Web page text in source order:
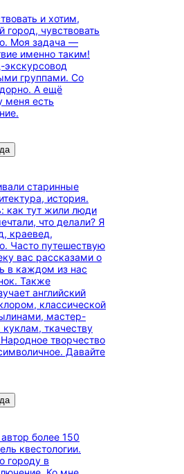
и хотим,
чувствовать
Моя задача —
именно таким!
экскурсовод
группами. Со
А ещё
меня есть
старинные
история.
как тут жили люди
что делали? Я
краевед,
Часто путешествую
вас рассказами о
в каждом из нас
Также
английский
классической
мастер-
ткачеству
творчество
Давайте
более 150
квестологии.
городу в